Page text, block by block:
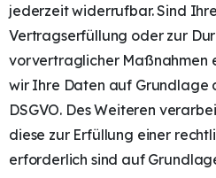
jederzeit widerrufbar. Sind
Vertragserfüllung oder zur
vorvertraglicher Maßnahmen
wir Ihre Daten auf Grundlage
DSGVO. Des Weiteren
diese zur Erfüllung einer
erforderlich sind auf